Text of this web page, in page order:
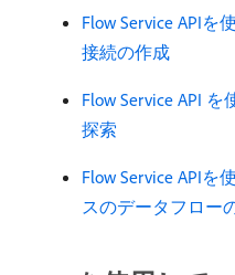
Flow Service APIを
接続の作成
Flow Service API
探索
Flow Service APIを
スのデータフロー